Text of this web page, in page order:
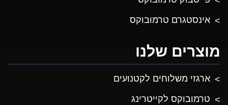
אינסטגרם טרמובוקס
מוצרים שלנו
ארגזי משלוחים לקטנועים
טרמובוקס לקייטרינג